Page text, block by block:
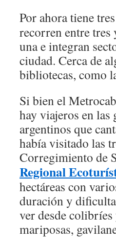
Por ahora tiene
recorren entre
una e integran
ciudad. Cerca de
bibliotecas, como
Si bien el
hay viajeros en
argentinos que
había visitado las
Corregimiento de
Regional
hectáreas con
duración y
ver desde colibríes
mariposas,